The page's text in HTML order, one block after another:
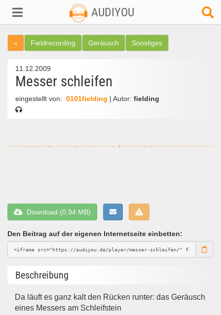
AUDIYOU
« Fieldrecording Geräusch Sonstiges
11.12.2009
Messer schleifen
eingestellt von: 0101fielding | Autor: fielding
Download (0,94 MB)
Den Beitrag auf der eigenen Internetseite einbetten:
Beschreibung
Da läuft es ganz kalt den Rücken runter: das Geräusch
eines Messers am Schleifstein